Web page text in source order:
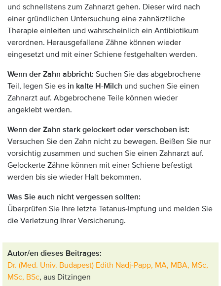
und schnellstens zum Zahnarzt gehen. Dieser wird nach
einer gründlichen Untersuchung eine zahnärztliche
Therapie einleiten und wahrscheinlich ein Antibiotikum
verordnen. Herausgefallene Zähne können wieder
eingesetzt und mit einer Schiene festgehalten werden.
Wenn der Zahn abbricht: Suchen Sie das abgebrochene
Teil, legen Sie es in kalte H-Milch und suchen Sie einen
Zahnarzt auf. Abgebrochene Teile können wieder
angeklebt werden.
Wenn der Zahn stark gelockert oder verschoben ist:
Versuchen Sie den Zahn nicht zu bewegen. Beißen Sie nur
vorsichtig zusammen und suchen Sie einen Zahnarzt auf.
Gelockerte Zähne können mit einer Schiene befestigt
werden bis sie wieder Halt bekommen.
Was Sie auch nicht vergessen sollten:
Überprüfen Sie Ihre letzte Tetanus-Impfung und melden Sie
die Verletzung Ihrer Versicherung.
Autor/en dieses Beitrages:
Dr. (Med. Univ. Budapest) Edith Nadj-Papp, MA, MBA, MSc,
MSc, BSc, aus Ditzingen